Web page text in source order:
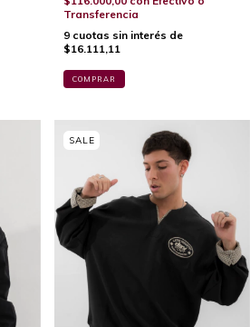
Transferencia
9 cuotas sin interés de
$16.111,11
COMPRAR